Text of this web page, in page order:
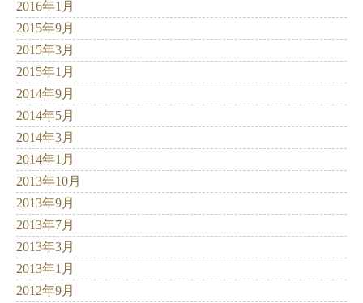
2016年1月
2015年9月
2015年3月
2015年1月
2014年9月
2014年5月
2014年3月
2014年1月
2013年10月
2013年9月
2013年7月
2013年3月
2013年1月
2012年9月